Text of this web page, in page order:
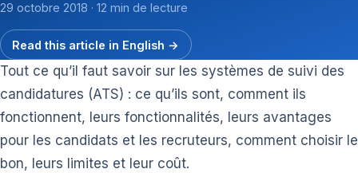
29 octobre 2018 · 12 min de lecture
Read this article in English →
Tout ce qu’il faut savoir sur les systèmes de suivi des
candidatures (ATS) : ce qu’ils sont, comment ils
fonctionnent, leurs fonctionnalités, leurs avantages
pour les candidats et les recruteurs, comment choisir le
bon, leurs limites et leur coût.